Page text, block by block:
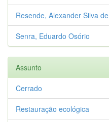
Resende, Alexander Silva de
Senra, Eduardo Osório
Assunto
Cerrado
Restauração ecológica